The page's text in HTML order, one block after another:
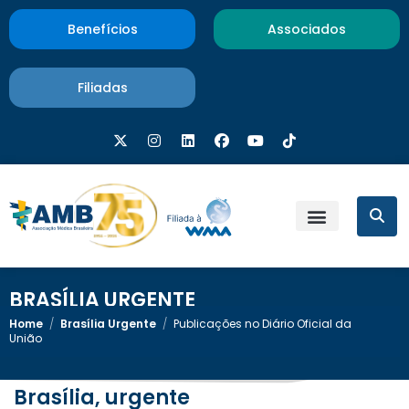
Benefícios Associados
Filiadas
BRASÍLIA URGENTE
Home / Brasília Urgente / Publicações no Diário Oficial da
União
Brasília, urgente